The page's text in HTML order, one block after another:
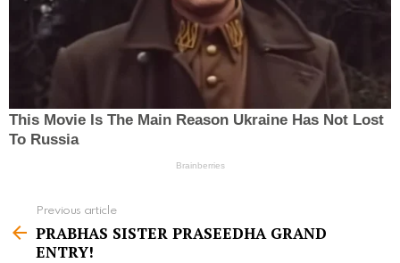
e
Previous article
PRABHAS SISTER PRASEEDHA GRAND
ENTRY!